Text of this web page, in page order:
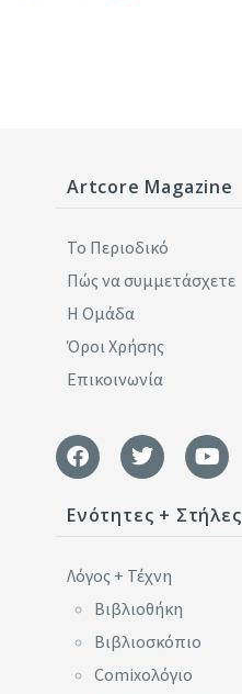
Artcore Magazine
Το Περιοδικό
Πώς να συμμετάσχετε
Η Ομάδα
Όροι Χρήσης
Επικοινωνία
Ενότητες + Στήλες
Λόγος + Τέχνη
Βιβλιοθήκη
Βιβλιοσκόπιο
Comixoλόγιο